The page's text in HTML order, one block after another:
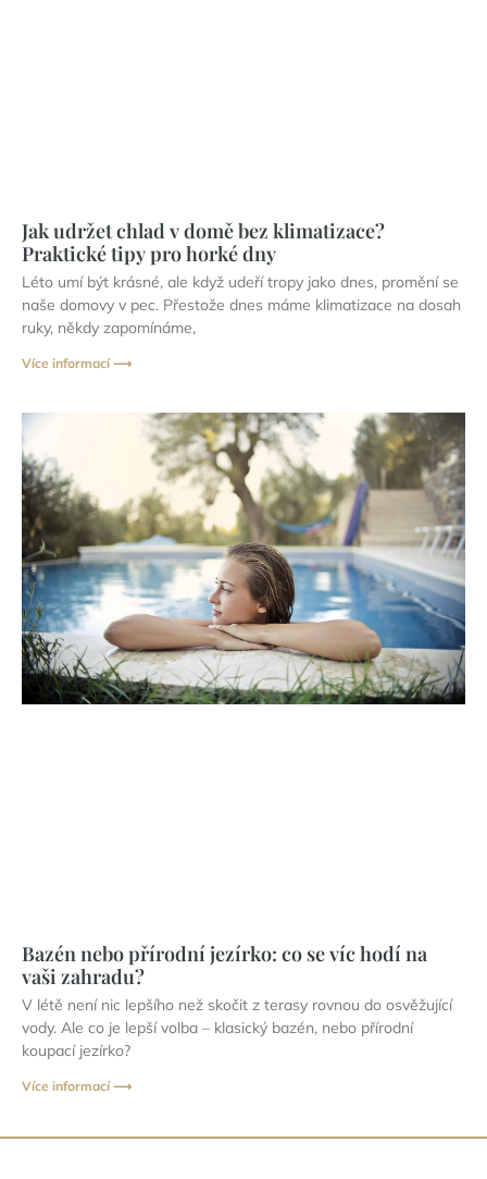
Jak udržet chlad v domě bez klimatizace?
Praktické tipy pro horké dny
Léto umí být krásné, ale když udeří tropy jako dnes, promění se
naše domovy v pec. Přestože dnes máme klimatizace na dosah
ruky, někdy zapomínáme,
Více informací ⟶
Bazén nebo přírodní jezírko: co se víc hodí na
vaši zahradu?
V létě není nic lepšího než skočit z terasy rovnou do osvěžující
vody. Ale co je lepší volba – klasický bazén, nebo přírodní
koupací jezírko?
Více informací ⟶